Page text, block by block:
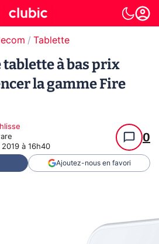
Tablette
tablette à bas prix
la gamme Fire
à 16h40
0
Ajoutez-nous en favori